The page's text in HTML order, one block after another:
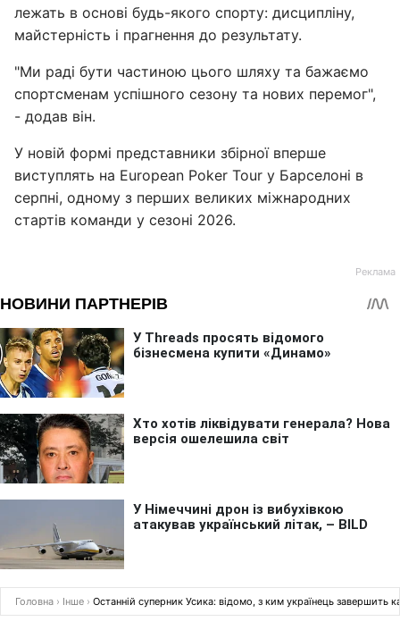
лежать в основі будь-якого спорту: дисципліну,
майстерність і прагнення до результату.
"Ми раді бути частиною цього шляху та бажаємо
спортсменам успішного сезону та нових перемог",
- додав він.
У новій формі представники збірної вперше
виступлять на European Poker Tour у Барселоні в
серпні, одному з перших великих міжнародних
стартів команди у сезоні 2026.
Головна › Інше › Останній суперник Усика: відомо, з ким українець завершить